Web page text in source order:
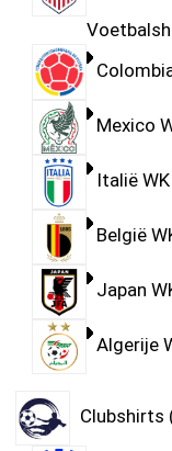
Mexico
Italië
België
Japan
Algerije
Clubshirts